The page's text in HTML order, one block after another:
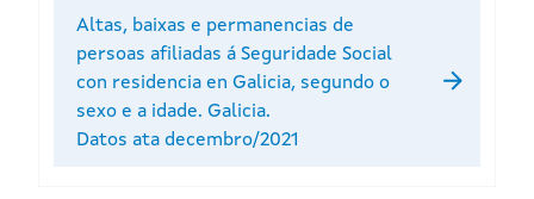
Altas, baixas e permanencias de
persoas afiliadas á Seguridade Social
con residencia en Galicia, segundo o
sexo e a idade. Galicia.
Datos ata decembro/2021